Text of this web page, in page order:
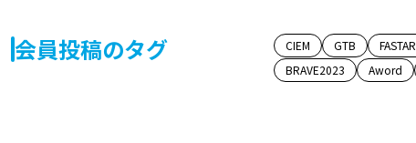
会員投稿のタグ CIEM GTB FASTAR
BRAVE2023
Aword